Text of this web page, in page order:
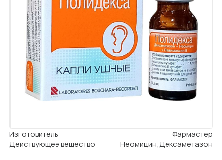
Изготовитель
Фармастер
Действующее вещество
Неомицин;Дексаметазон